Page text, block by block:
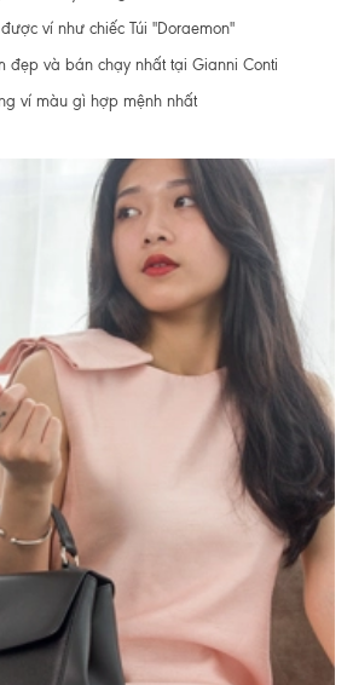
ví như chiếc Túi "Doraemon"
đẹp và bán chạy nhất tại Gianni Conti
ví màu gì hợp mệnh nhất